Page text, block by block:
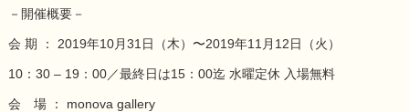
－開催概要－
会 期 ： 2019年10月31日（木）〜2019年11月12日（火）
10：30 – 19：00／最終日は15：00迄 水曜定休 入場無料
会 場 ： monova gallery